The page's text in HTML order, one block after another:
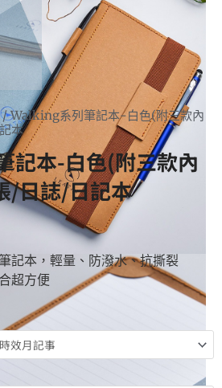
/ Walking系列筆記本-白色(附三款內
本
記本-白色(附三款內
/日誌/日記本
記本，輕量、防潑水、抗撕裂
超方便